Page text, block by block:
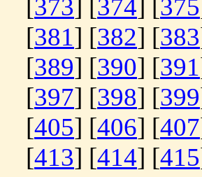
[373] [374] [375
[381] [382] [383
[389] [390] [391
[397] [398] [399
[405] [406] [407
[413] [414] [415